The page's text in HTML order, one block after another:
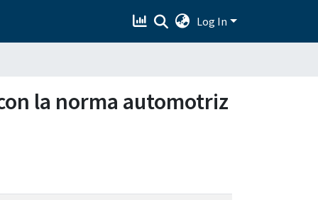
Log In
la norma automotriz